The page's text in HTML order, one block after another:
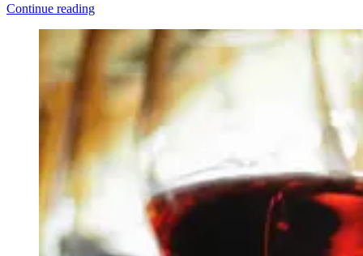
Continue reading